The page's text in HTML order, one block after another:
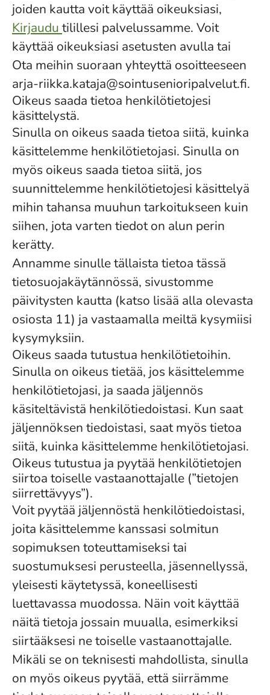
joiden kautta voit käyttää oikeuksiasi,
Kirjaudu tilillesi palvelussamme. Voit
käyttää oikeuksiasi asetusten avulla tai
Ota meihin suoraan yhteyttä osoitteeseen
arja-riikka.kataja@sointusenioripalvelut.fi.
Oikeus saada tietoa henkilötietojesi
käsittelystä.
Sinulla on oikeus saada tietoa siitä, kuinka
käsittelemme henkilötietojasi. Sinulla on
myös oikeus saada tietoa siitä, jos
suunnittelemme henkilötietojesi käsittelyä
mihin tahansa muuhun tarkoitukseen kuin
siihen, jota varten tiedot on alun perin
kerätty.
Annamme sinulle tällaista tietoa tässä
tietosuojakäytännössä, sivustomme
päivitysten kautta (katso lisää alla olevasta
osiosta 11) ja vastaamalla meiltä kysymiisi
kysymyksiin.
Oikeus saada tutustua henkilötietoihin.
Sinulla on oikeus tietää, jos käsittelemme
henkilötietojasi, ja saada jäljennös
käsiteltävistä henkilötiedoistasi. Kun saat
jäljennöksen tiedoistasi, saat myös tietoa
siitä, kuinka käsittelemme henkilötietojasi.
Oikeus tutustua ja pyytää henkilötietojen
siirtoa toiselle vastaanottajalle (”tietojen
siirrettävyys”).
Voit pyytää jäljennöstä henkilötiedoistasi,
joita käsittelemme kanssasi solmitun
sopimuksen toteuttamiseksi tai
suostumuksesi perusteella, jäsennellyssä,
yleisesti käytetyssä, koneellisesti
luettavassa muodossa. Näin voit käyttää
näitä tietoja jossain muualla, esimerkiksi
siirtääksesi ne toiselle vastaanottajalle.
Mikäli se on teknisesti mahdollista, sinulla
on myös oikeus pyytää, että siirrämme